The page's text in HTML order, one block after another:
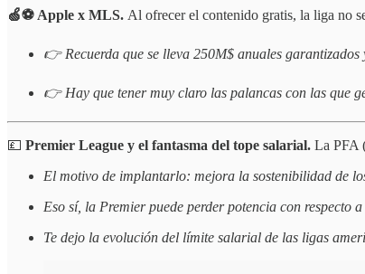
🍏⚽️ Apple x MLS. Al ofrecer el contenido gratis, la liga no
👉 Recuerda que se lleva 250M$ anuales
👉 Hay que tener muy claro las palancas con las que
💷 Premier League y el fantasma del tope salarial. La PFA
El motivo de implantarlo: mejora la sostenibilidad de
Eso sí, la Premier puede perder potencia con respecto
Te dejo la evolución del límite salarial de las ligas